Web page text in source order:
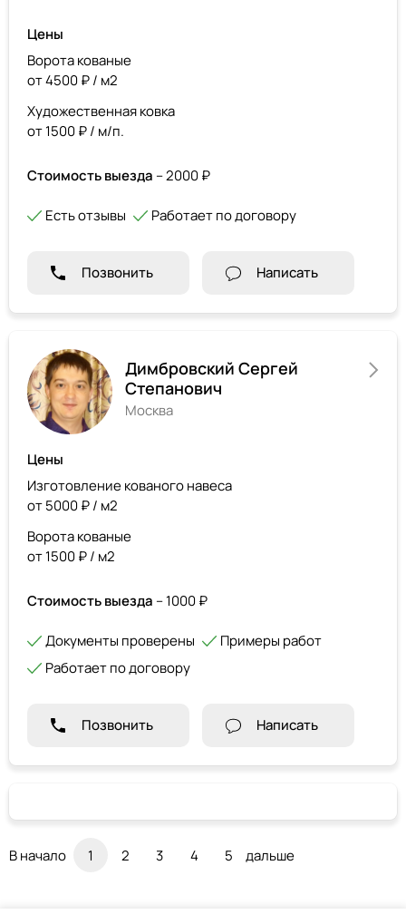
Цены
Ворота кованые
от 4500 ₽ / м2
Художественная ковка
от 1500 ₽ / м/п.
Стоимость выезда – 2000 ₽
Есть отзывы Работает по договору
Позвонить Написать
Димбровский Сергей
Степанович
Москва
Цены
Изготовление кованого навеса
от 5000 ₽ / м2
Ворота кованые
от 1500 ₽ / м2
Стоимость выезда – 1000 ₽
Документы проверены
Примеры работ
Работает по договору
Позвонить Написать
В начало 1 2 3 4 5 дальше